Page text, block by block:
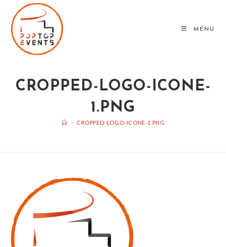
content
MENU
CROPPED-LOGO-ICONE-
1.PNG
> CROPPED-LOGO-ICONE-1.PNG